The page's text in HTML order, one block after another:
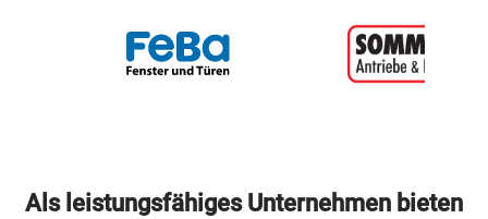
Als leistungsfähiges Unternehmen bieten